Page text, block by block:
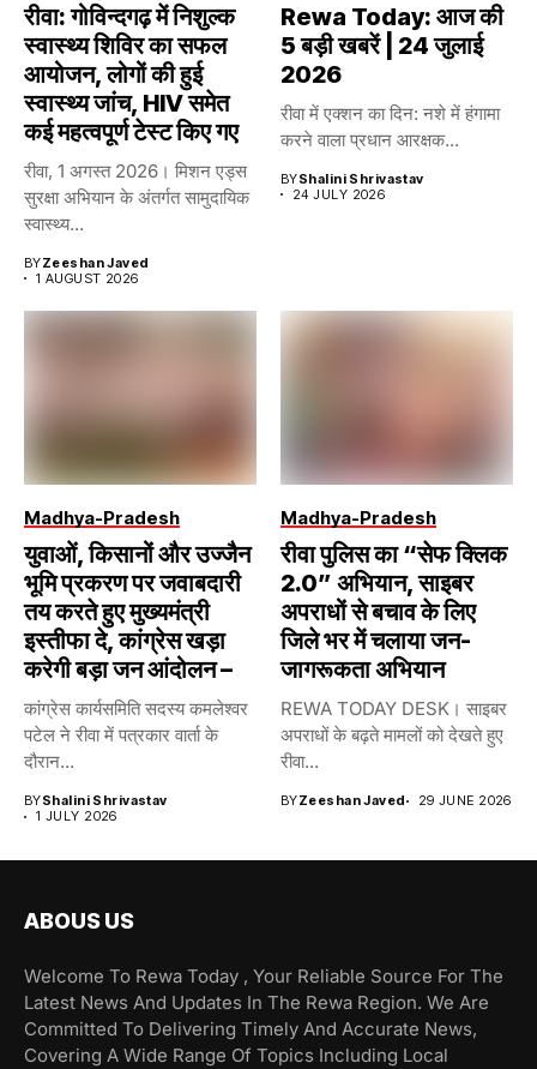
रीवा: गोविन्दगढ़ में निशुल्क
स्वास्थ्य शिविर का सफल
आयोजन, लोगों की हुई
स्वास्थ्य जांच, HIV समेत
कई महत्वपूर्ण टेस्ट किए गए
रीवा, 1 अगस्त 2026। मिशन एड्स
सुरक्षा अभियान के अंतर्गत सामुदायिक
स्वास्थ्य...
BYZeeshan Javed
1 AUGUST 2026
Rewa Today: आज की
5 बड़ी खबरें | 24 जुलाई
2026
रीवा में एक्शन का दिन: नशे में हंगामा
करने वाला प्रधान आरक्षक...
BYShalini Shrivastav
24 JULY 2026
Madhya-Pradesh
युवाओं, किसानों और उज्जैन
भूमि प्रकरण पर जवाबदारी
तय करते हुए मुख्यमंत्री
इस्तीफा दे, कांग्रेस खड़ा
करेगी बड़ा जन आंदोलन –
कांग्रेस कार्यसमिति सदस्य कमलेश्वर
पटेल ने रीवा में पत्रकार वार्ता के
दौरान...
BYShalini Shrivastav
1 JULY 2026
Madhya-Pradesh
रीवा पुलिस का “सेफ क्लिक
2.0” अभियान, साइबर
अपराधों से बचाव के लिए
जिले भर में चलाया जन-
जागरूकता अभियान
REWA TODAY DESK। साइबर
अपराधों के बढ़ते मामलों को देखते हुए
रीवा...
BYZeeshan Javed 29 JUNE 2026
ABOUS US
Welcome To Rewa Today , Your Reliable Source For The
Latest News And Updates In The Rewa Region. We Are
Committed To Delivering Timely And Accurate News,
Covering A Wide Range Of Topics Including Local